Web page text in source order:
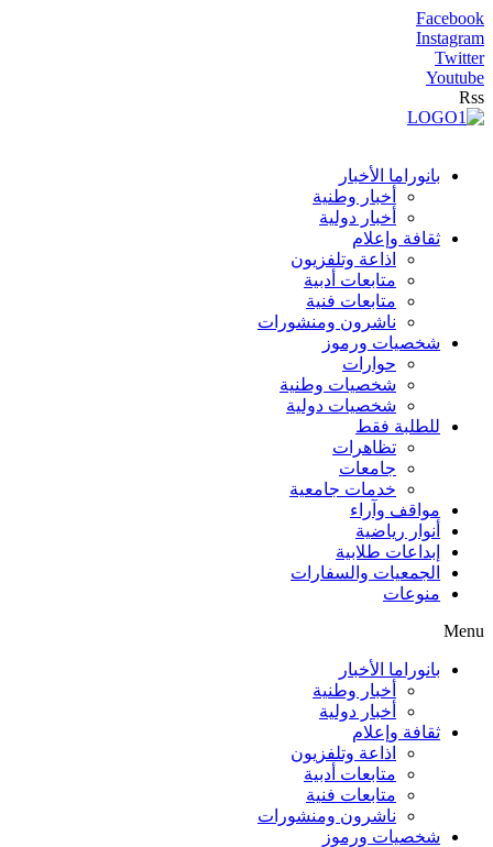
Facebook
Instagram
Twitter
Youtube
Rss
بانوراما الأخبار
أخبار وطنية
أخبار دولية
ثقافة وإعلام
اذاعة وتلفزيون
متابعات أدبية
متابعات فنية
ناشرون ومنشورات
شخصيات ورموز
حوارات
شخصيات وطنية
شخصيات دولية
للطلبة فقط
تظاهرات
جامعات
خدمات جامعية
مواقف وآراء
أنوار رياضية
إبداعات طلابية
الجمعيات والسفارات
منوعات
Menu
بانوراما الأخبار
أخبار وطنية
أخبار دولية
ثقافة وإعلام
اذاعة وتلفزيون
متابعات أدبية
متابعات فنية
ناشرون ومنشورات
شخصيات ورموز